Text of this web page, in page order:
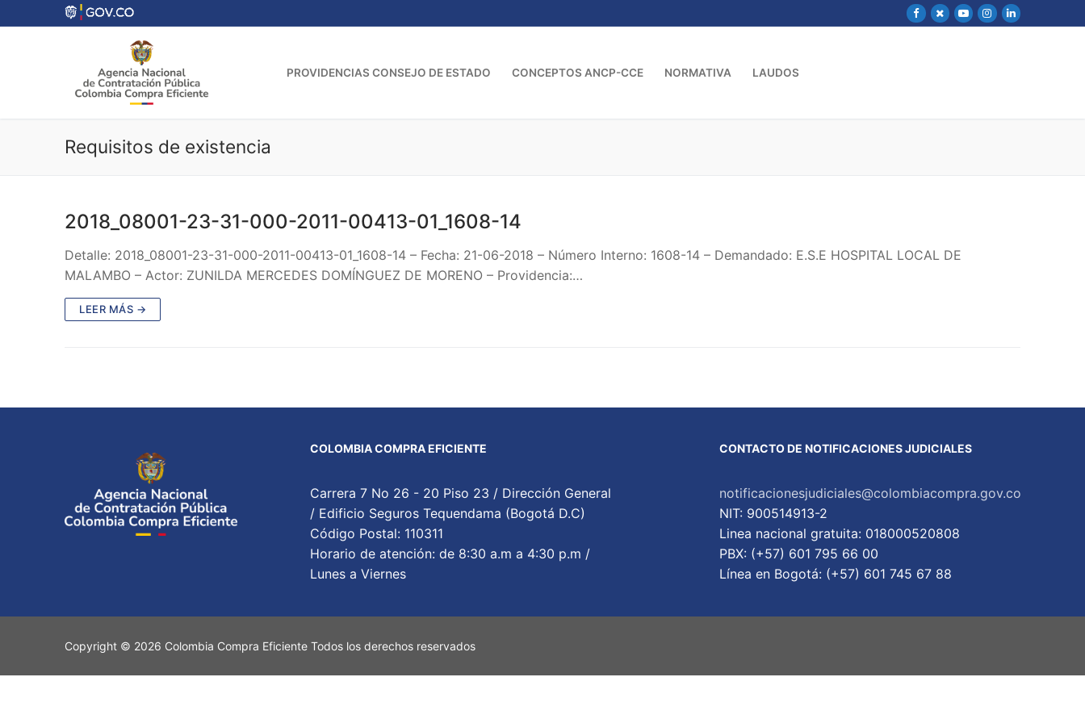
al
PROVIDENCIAS CONSEJO DE ESTADO CONCEPTOS ANCP-CCE NORMATIVA LAUDOS
Requisitos de existencia
2018_08001-23-31-000-2011-00413-01_1608-14
Detalle: 2018_08001-23-31-000-2011-00413-01_1608-14 – Fecha: 21-06-2018 – Número Interno: 1608-14 – Demandado: E.S.E HOSPITAL LOCAL DE
MALAMBO – Actor: ZUNILDA MERCEDES DOMÍNGUEZ DE MORENO – Providencia:…
LEER MÁS →
COLOMBIA COMPRA EFICIENTE
Carrera 7 No 26 - 20 Piso 23 / Dirección General
/ Edificio Seguros Tequendama (Bogotá D.C)
Código Postal: 110311
Horario de atención: de 8:30 a.m a 4:30 p.m /
Lunes a Viernes
CONTACTO DE NOTIFICACIONES JUDICIALES
notificacionesjudiciales@colombiacompra.gov.co
NIT: 900514913-2
Linea nacional gratuita: 018000520808
PBX: (+57) 601 795 66 00
Lí­nea en Bogotá: (+57) 601 745 67 88
Copyright © 2026 Colombia Compra Eficiente Todos los derechos reservados